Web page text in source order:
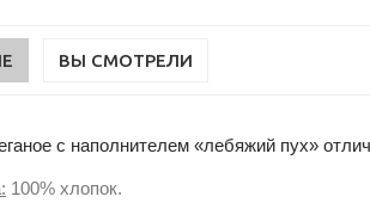
ВЫ СМОТРЕЛИ
с наполнителем «лебяжий пух»
100% хлопок.